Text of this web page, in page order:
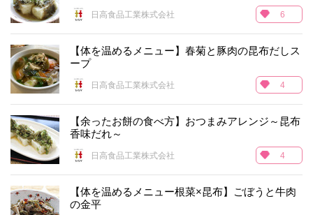
日高食品工業株式会社 6
【体を温めるメニュー】春菊と豚肉の昆布だしス
ープ
日高食品工業株式会社 4
【余ったお餅の食べ方】おつまみアレンジ～昆布
香味だれ～
日高食品工業株式会社 4
【体を温めるメニュー根菜×昆布】ごぼうと牛肉
の金平